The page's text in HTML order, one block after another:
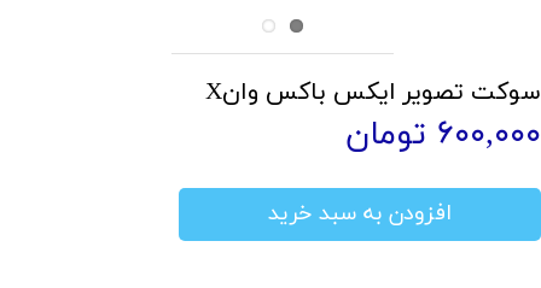
سوکت تصویر ایکس باکس وانX
۶۰۰,۰۰۰ تومان
افزودن به سبد خرید